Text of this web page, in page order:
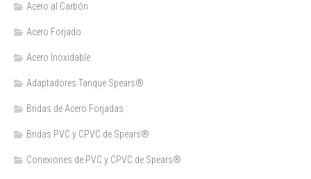
Acero al Carbón
Acero Forjado
Acero Inoxidable
Adaptadores Tanque Spears®
Bridas de Acero Forjadas
Bridas PVC y CPVC de Spears®
Conexiones de PVC y CPVC de Spears®